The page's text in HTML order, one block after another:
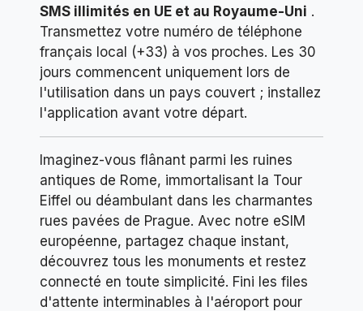
SMS illimités en UE et au Royaume-Uni .
Transmettez votre numéro de téléphone
français local (+33) à vos proches. Les 30
jours commencent uniquement lors de
l'utilisation dans un pays couvert ; installez
l'application avant votre départ.
Imaginez-vous flânant parmi les ruines
antiques de Rome, immortalisant la Tour
Eiffel ou déambulant dans les charmantes
rues pavées de Prague. Avec notre eSIM
européenne, partagez chaque instant,
découvrez tous les monuments et restez
connecté en toute simplicité. Fini les files
d'attente interminables à l'aéroport pour